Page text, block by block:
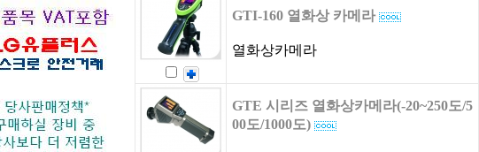
GTI-160 열화상 카메라
열화상카메라
GTE 시리즈 열화상카메라(-20~250도/5
00도/1000도)